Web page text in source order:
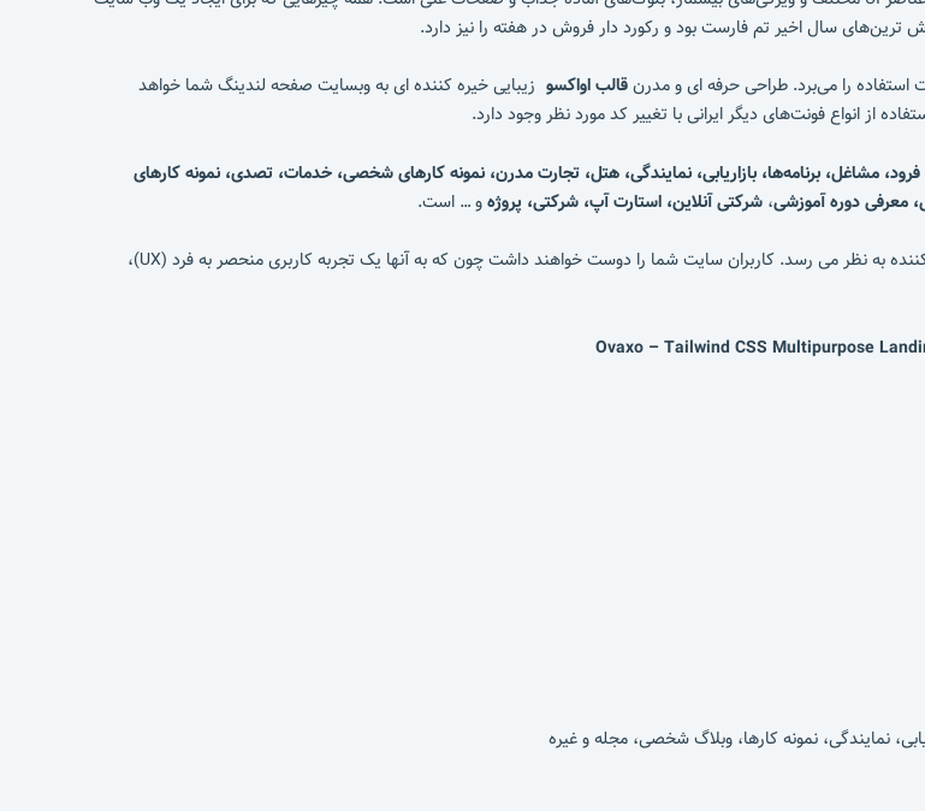
ترین‌های سال اخیر تم فارست بود و رکورد دار فروش در هفته را نیز دارد.
استفاده را می‌برد. طراحی حرفه ای و مدرنقالب اواکسو زیبایی خیره کننده ای به وبسایت صفحه لندینگ شما خواهد
از انواع فونت‌های دیگر ایرانی با تغییر کد مورد نظر وجود دارد.
مشاغل، برنامه‌ها، بازاریابی، نمایندگی، هتل، تجارت مدرن، نمونه کارهای شخصی، خدمات، تصدی، نمونه کارهای
معرفی دوره آموزشی، شرکتی آنلاین، استارت آپ، شرکتی، پروژهو … است.
100٪ ریسپانسیو است و در انواع صفحه نمایش و دستگاه خیره کننده به نظر می رسد. کاربران سایت شما را دوست خواهند داشت چون که به آنها یک تجربه کاربری منحصر به فرد (UX)،
Ovaxo – Tailwind CSS Multipurpose